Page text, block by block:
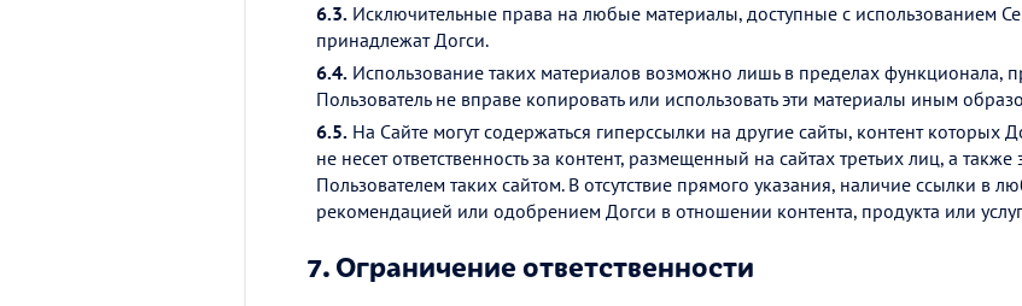
6.3. Исключительные права на любые материалы, доступные с использованием
принадлежат Догси.
6.4. Использование таких материалов возможно лишь в пределах функционала,
Пользователь не вправе копировать или использовать эти материалы иным
6.5. На Сайте могут содержаться гиперссылки на другие сайты, контент которых
не несет ответственность за контент, размещенный на сайтах третьих лиц, а
Пользователем таких сайтом. В отсутствие прямого указания, наличие ссылки в
рекомендацией или одобрением Догси в отношении контента, продукта или
7.Ограничение ответственности